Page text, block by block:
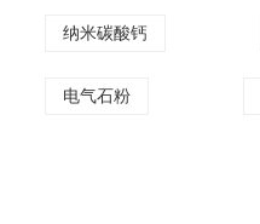
纳米碳酸钙
电气石粉